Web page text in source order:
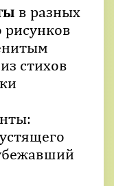
в разных
рисунков
стихов